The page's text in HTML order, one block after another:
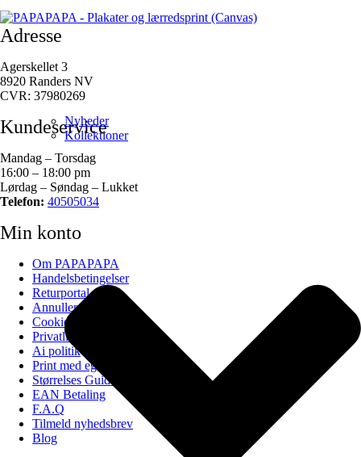
Nyheder
Kollektioner
Adresse
Agerskellet 3
8920 Randers NV
CVR: 37980269
Kundeservice
Mandag – Torsdag
16:00 – 18:00 pm
Lørdag – Søndag – Lukket
Telefon: 40505034
Min konto
Om PAPAPAPA
Handelsbetingelser
Returportal
Annuller ordre
Cookiepolitik (EU)
Privatlivspolitik
Ai politik
Print med eget billede
Størrelses Guide
EAN Betaling
F.A.Q
Tilmeld nyhedsbrev
Blog